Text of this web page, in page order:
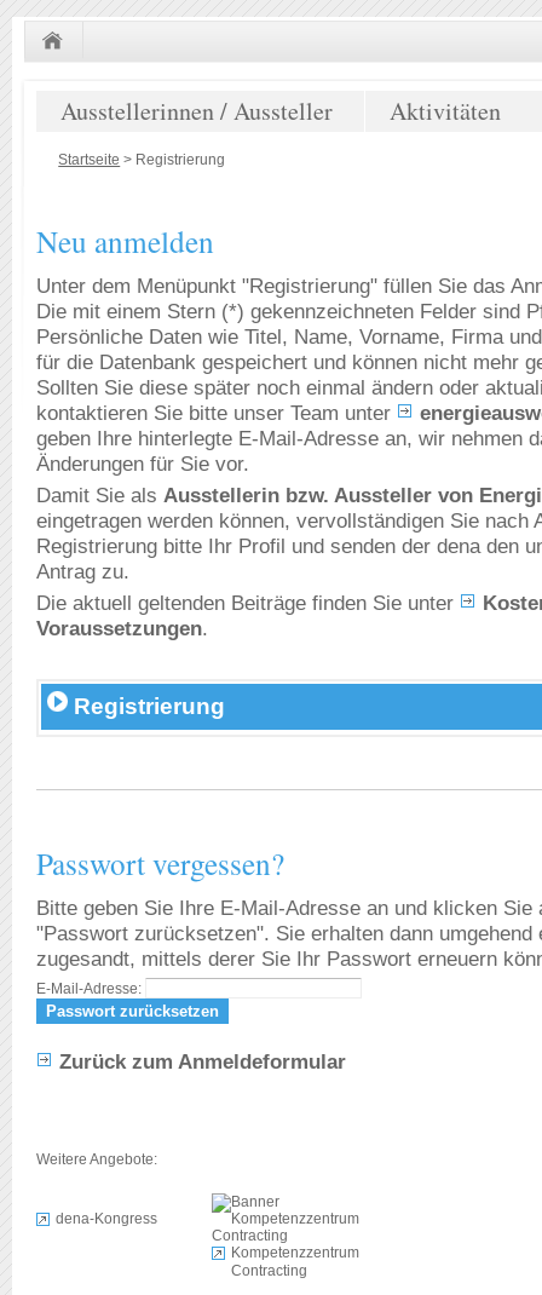
Ausstellerinnen / Aussteller Aktivitäten
Startseite > Registrierung
Neu anmelden
Unter dem Menüpunkt "Registrierung" füllen Sie das
Die mit einem Stern (*) gekennzeichneten Felder sind
Persönliche Daten wie Titel, Name, Vorname, Firma
für die Datenbank gespeichert und können nicht mehr
Sollten Sie diese später noch einmal ändern oder
kontaktieren Sie bitte unser Team unter
geben Ihre hinterlegte E-Mail-Adresse an, wir nehmen
Änderungen für Sie vor.
Damit Sie als Ausstellerin bzw. Aussteller von
eingetragen werden können, vervollständigen Sie nach
Registrierung bitte Ihr Profil und senden der dena den
Antrag zu.
Die aktuell geltenden Beiträge finden Sie unter
Voraussetzungen.
Registrierung
Passwort vergessen?
Bitte geben Sie Ihre E-Mail-Adresse an und klicken Sie
"Passwort zurücksetzen". Sie erhalten dann umgehend
zugesandt, mittels derer Sie Ihr Passwort erneuern
E-Mail-Adresse:
Zurück zum Anmeldeformular
Weitere Angebote:
dena-Kongress
Kompetenzzentrum
Contracting